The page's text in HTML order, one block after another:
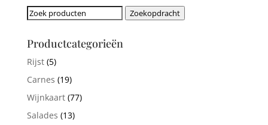
Zoeken
Zoekopdracht
Productcategorieën
Rijst (5)
Carnes (19)
Wijnkaart (77)
Salades (13)